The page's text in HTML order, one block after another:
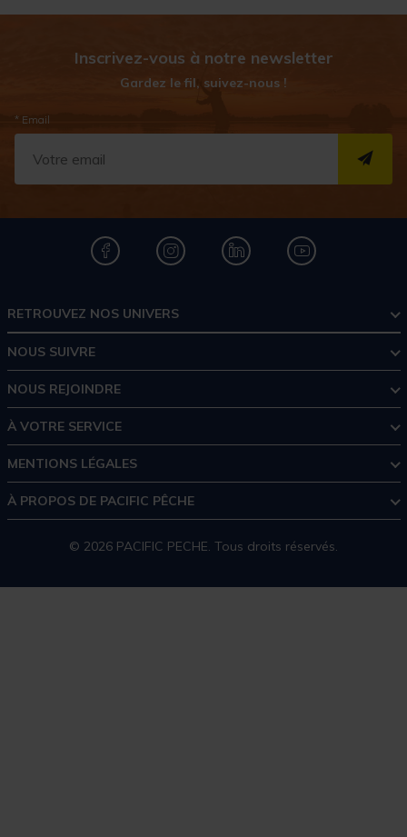
Inscrivez-vous à notre newsletter
Gardez le fil, suivez-nous !
* Email
RETROUVEZ NOS UNIVERS
NOUS SUIVRE
NOUS REJOINDRE
À VOTRE SERVICE
MENTIONS LÉGALES
À PROPOS DE PACIFIC PÊCHE
© 2026 PACIFIC PECHE. Tous droits réservés.